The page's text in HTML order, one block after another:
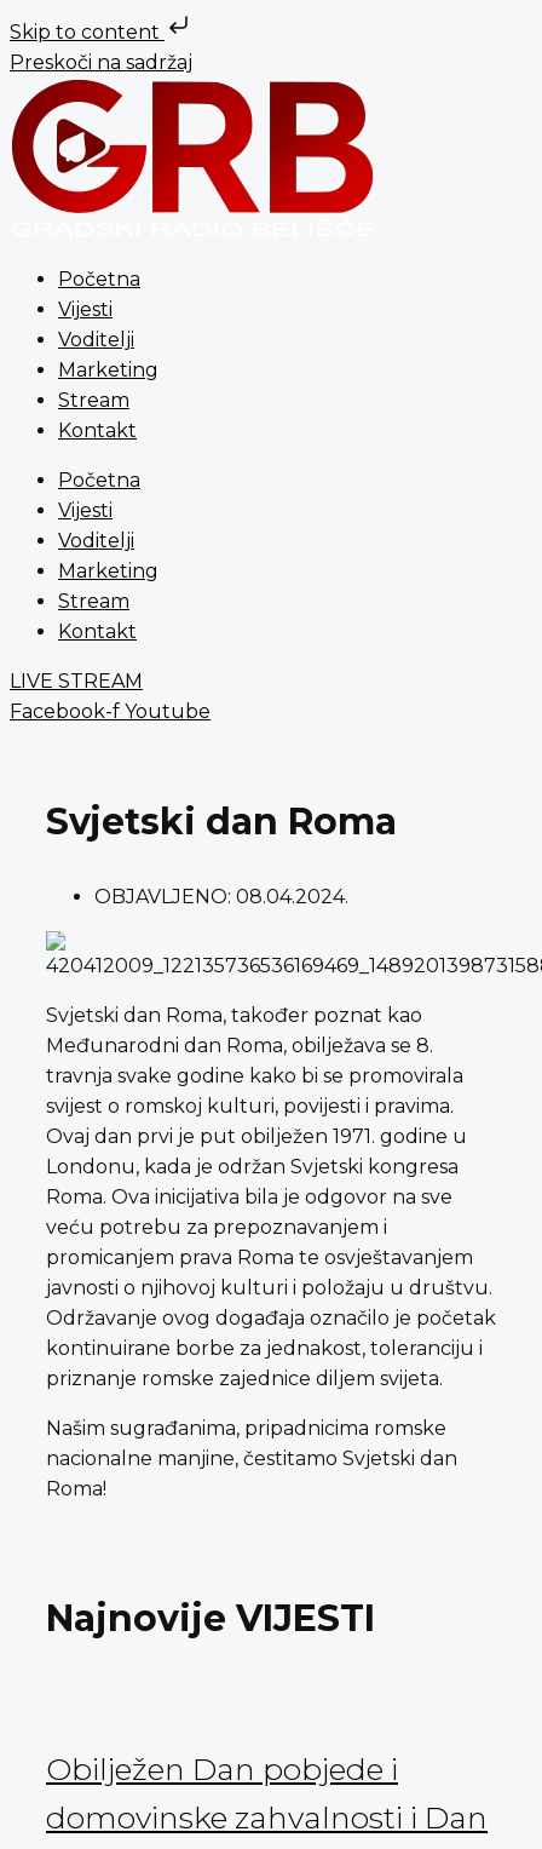
Skip to content
Preskoči na sadržaj
Početna
Vijesti
Voditelji
Marketing
Stream
Kontakt
Početna
Vijesti
Voditelji
Marketing
Stream
Kontakt
LIVE STREAM
Facebook-f Youtube
Svjetski dan Roma
OBJAVLJENO: 08.04.2024.
Svjetski dan Roma, također poznat kao
Međunarodni dan Roma, obilježava se 8.
travnja svake godine kako bi se promovirala
svijest o romskoj kulturi, povijesti i pravima.
Ovaj dan prvi je put obilježen 1971. godine u
Londonu, kada je održan Svjetski kongresa
Roma. Ova inicijativa bila je odgovor na sve
veću potrebu za prepoznavanjem i
promicanjem prava Roma te osvještavanjem
javnosti o njihovoj kulturi i položaju u društvu.
Održavanje ovog događaja označilo je početak
kontinuirane borbe za jednakost, toleranciju i
priznanje romske zajednice diljem svijeta.
Našim sugrađanima, pripadnicima romske
nacionalne manjine, čestitamo Svjetski dan
Roma!
Najnovije VIJESTI
Obilježen Dan pobjede i
domovinske zahvalnosti i Dan